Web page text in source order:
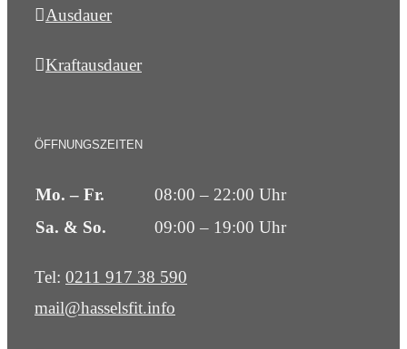
Ausdauer
Kraftausdauer
ÖFFNUNGSZEITEN
Mo. – Fr.
08:00 – 22:00 Uhr
Sa. & So.
09:00 – 19:00 Uhr
Tel: 0211 917 38 590
mail@hasselsfit.info